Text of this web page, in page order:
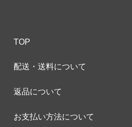
TOP
配送・送料について
返品について
お支払い方法について